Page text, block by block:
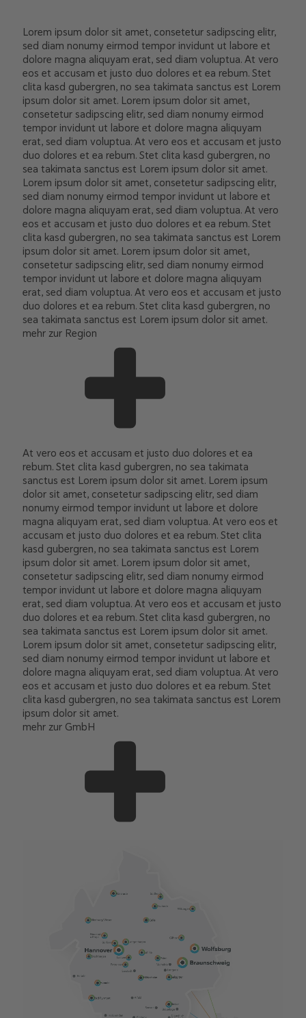
Lorem ipsum dolor sit amet, consetetur sadipscing elitr,
sed diam nonumy eirmod tempor invidunt ut labore et
dolore magna aliquyam erat, sed diam voluptua. At vero
eos et accusam et justo duo dolores et ea rebum. Stet
clita kasd gubergren, no sea takimata sanctus est Lorem
ipsum dolor sit amet. Lorem ipsum dolor sit amet,
consetetur sadipscing elitr, sed diam nonumy eirmod
tempor invidunt ut labore et dolore magna aliquyam
erat, sed diam voluptua. At vero eos et accusam et justo
duo dolores et ea rebum. Stet clita kasd gubergren, no
sea takimata sanctus est Lorem ipsum dolor sit amet.
Lorem ipsum dolor sit amet, consetetur sadipscing elitr,
sed diam nonumy eirmod tempor invidunt ut labore et
dolore magna aliquyam erat, sed diam voluptua. At vero
eos et accusam et justo duo dolores et ea rebum. Stet
clita kasd gubergren, no sea takimata sanctus est Lorem
ipsum dolor sit amet. Lorem ipsum dolor sit amet,
consetetur sadipscing elitr, sed diam nonumy eirmod
tempor invidunt ut labore et dolore magna aliquyam
erat, sed diam voluptua. At vero eos et accusam et justo
duo dolores et ea rebum. Stet clita kasd gubergren, no
sea takimata sanctus est Lorem ipsum dolor sit amet.
mehr zur Region
At vero eos et accusam et justo duo dolores et ea
rebum. Stet clita kasd gubergren, no sea takimata
sanctus est Lorem ipsum dolor sit amet. Lorem ipsum
dolor sit amet, consetetur sadipscing elitr, sed diam
nonumy eirmod tempor invidunt ut labore et dolore
magna aliquyam erat, sed diam voluptua. At vero eos et
accusam et justo duo dolores et ea rebum. Stet clita
kasd gubergren, no sea takimata sanctus est Lorem
ipsum dolor sit amet. Lorem ipsum dolor sit amet,
consetetur sadipscing elitr, sed diam nonumy eirmod
tempor invidunt ut labore et dolore magna aliquyam
erat, sed diam voluptua. At vero eos et accusam et justo
duo dolores et ea rebum. Stet clita kasd gubergren, no
sea takimata sanctus est Lorem ipsum dolor sit amet.
Lorem ipsum dolor sit amet, consetetur sadipscing elitr,
sed diam nonumy eirmod tempor invidunt ut labore et
dolore magna aliquyam erat, sed diam voluptua. At vero
eos et accusam et justo duo dolores et ea rebum. Stet
clita kasd gubergren, no sea takimata sanctus est Lorem
ipsum dolor sit amet.
mehr zur GmbH